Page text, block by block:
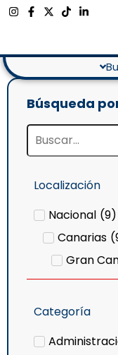
Búsqueda
Localización
Nacional (9)
Canarias (
Gran
Categoría